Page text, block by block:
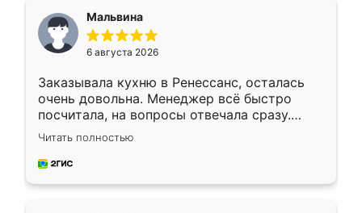
Мальвина
6 августа 2026
Заказывала кухню в Ренессанс, осталась
очень довольна. Менеджер всё быстро
посчитала, на вопросы отвечала сразу.
Замерщик приехал в субботу, подошёл к
делу со всей ответственностью. Собрали
за день, ребята работали аккуратно, даже
Читать полностью